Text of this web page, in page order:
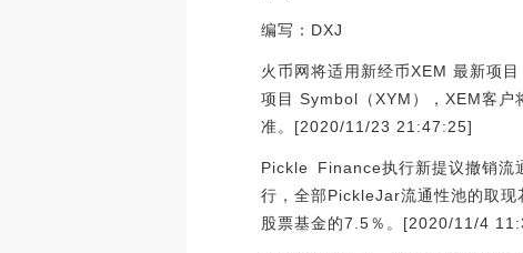
编写：DXJ
火币网将适用新经币XEM 最新项
项目 Symbol（XYM），XEM客户
准。[2020/11/23 21:47:25]
Pickle Finance执行新提议撤销流
行，全部PickleJar流通性池的取
股票基金的7.5％。[2020/11/4